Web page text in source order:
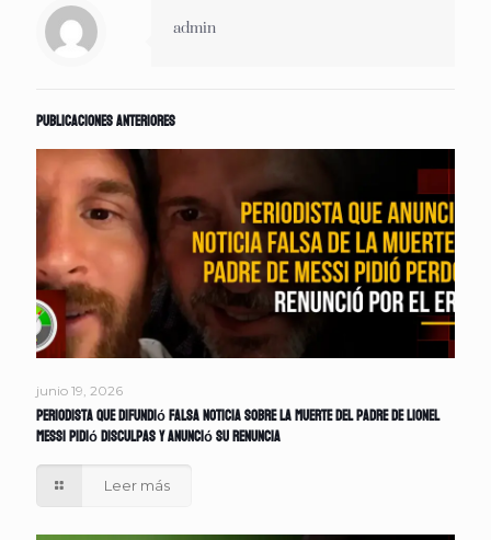
admin
Publicaciones anteriores
junio 19, 2026
Periodista que difundió falsa noticia sobre la muerte del padre de Lionel
Messi pidió disculpas y anunció su renuncia
Leer más